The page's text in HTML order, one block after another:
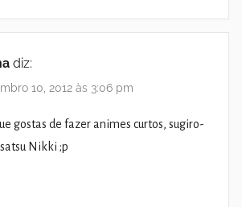
diz:
10, 2012 às 3:06 pm
gostas de fazer animes curtos, sugiro-
Nikki ;p